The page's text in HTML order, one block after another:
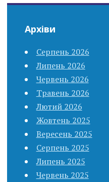
Архіви
Серпень 2026
Липень 2026
Червень 2026
Травень 2026
Лютий 2026
Жовтень 2025
Вересень 2025
Серпень 2025
Липень 2025
Червень 2025